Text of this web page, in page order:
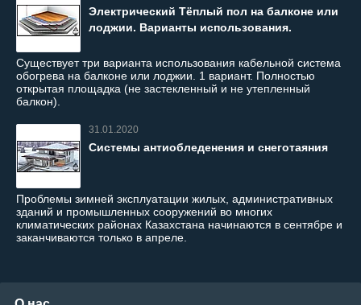
Электрический Тёплый пол на балконе или
лоджии. Варианты использования.
Существует три варианта использования кабельной система
обогрева на балконе или лоджии. 1 вариант. Полностью
открытая площадка (не застекленный и не утепленный
балкон).
31.01.2020
Системы антиобледенения и снеготаяния
Проблемы зимней эксплуатации жилых, административных
зданий и промышленных сооружений во многих
климатических районах Казахстана начинаются в сентябре и
заканчиваются только в апреле.